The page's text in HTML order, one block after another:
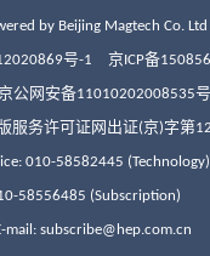
by Beijing Magtech Co. Ltd
号-1 京ICP备
公网安备11010202008535号
服务许可证网出证(京)字第
010-58582445
58556485 (Subscription)
mail: subscribe@hep.com.cn